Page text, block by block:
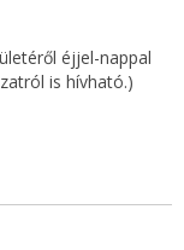
éjjel-nappal
is hívható.)